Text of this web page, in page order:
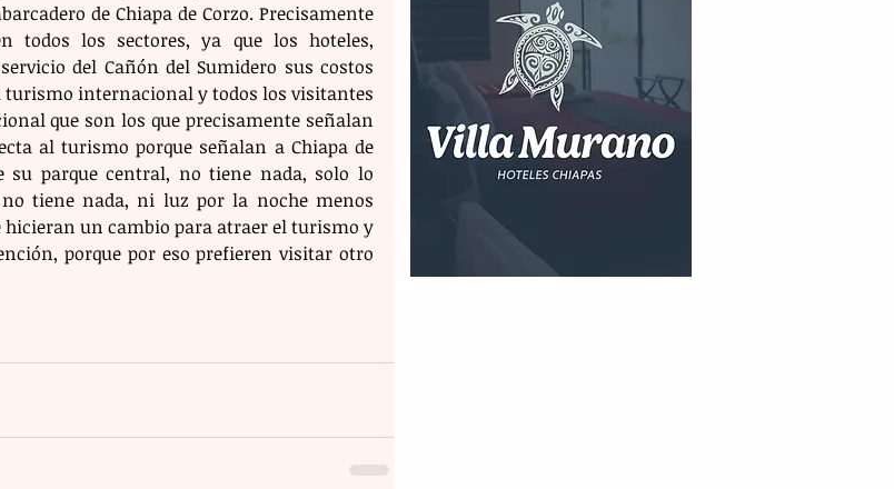
de Chiapa de Corzo. Precisamente
todos los sectores, ya que los hoteles,
del Cañón del Sumidero sus costos
turismo internacional y todos los visitantes
que son los que precisamente señalan
al turismo porque señalan a Chiapa de
su parque central, no tiene nada, solo lo
tiene nada, ni luz por la noche menos
hicieran un cambio para atraer el turismo y
porque por eso prefieren visitar otro